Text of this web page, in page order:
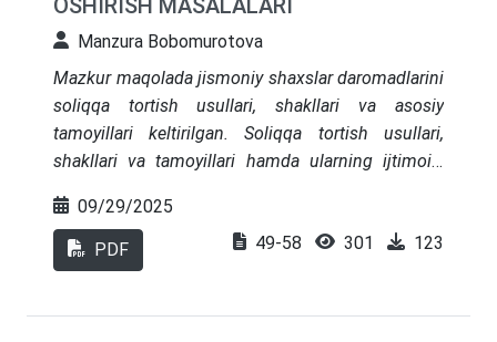
OSHIRISH MASALALARI
Manzura Bobomurotova
Mazkur maqolada jismoniy shaxslar daromadlarini
soliqqa tortish usullari, shakllari va asosiy
tamoyillari keltirilgan. Soliqqa tortish usullari,
shakllari va tamoyillari hamda ularning ijtimoiy-
va proporsional soliqlarning adolatli taqsimotga
ta’siri hamda investitsion daromadlarga nisbatan
soliqlarning o‘rni muhokama qilingan. O‘zbekiston
09/29/2025
PDF 49-58 301 123